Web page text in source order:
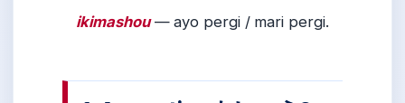
ikimashou— ayo pergi / mari pergi.